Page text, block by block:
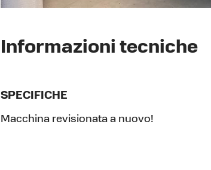
Informazioni tecniche
SPECIFICHE
Macchina revisionata a nuovo!